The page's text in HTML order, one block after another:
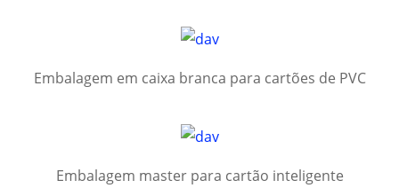
Embalagem em caixa branca para cartões de PVC
Embalagem master para cartão inteligente